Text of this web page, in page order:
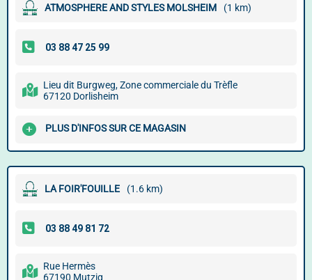
ATMOSPHERE AND STYLES MOLSHEIM (1 km)
Lieu dit Burgweg, Zone commerciale du Trèfle
67120 Dorlisheim
PLUS D'INFOS SUR CE MAGASIN
LA FOIR'FOUILLE (1.6 km)
Rue Hermès
67190 Mutzig